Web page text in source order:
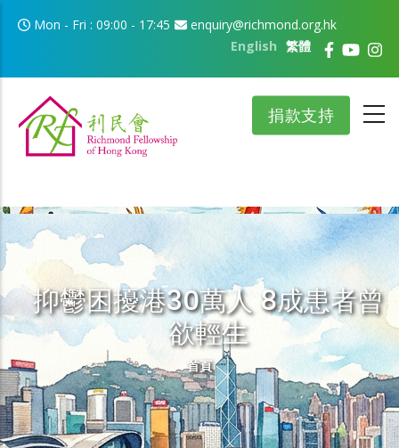
移至主內容
Mon - Fri : 09:00 - 17:45
enquiry@richmond.org.hk
繁體
English
捐款支持
抑鬱困擾港30萬人 8成患者曾
欲輕生
導航連結
首頁